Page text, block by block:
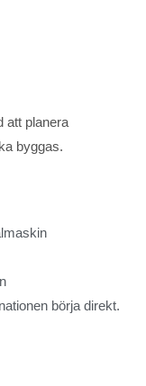
att planera
byggas.
börja direkt.